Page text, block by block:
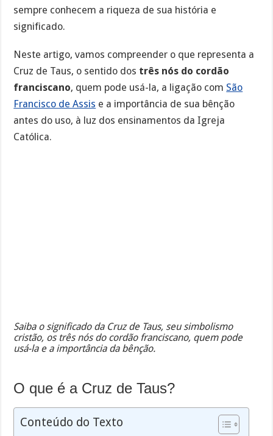
sempre conhecem a riqueza de sua história e
significado.
Neste artigo, vamos compreender o que representa a
Cruz de Taus, o sentido dos três nós do cordão
franciscano, quem pode usá-la, a ligação com São
Francisco de Assis e a importância de sua bênção
antes do uso, à luz dos ensinamentos da Igreja
Católica.
Saiba o significado da Cruz de Taus, seu simbolismo
cristão, os três nós do cordão franciscano, quem pode
usá-la e a importância da bênção.
O que é a Cruz de Taus?
Conteúdo do Texto